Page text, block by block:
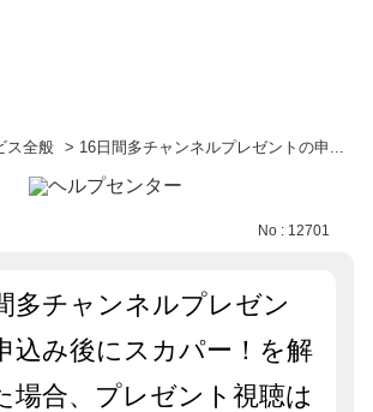
ス全般 > 16日間多チャンネルプレゼントの申...
No : 12701
多チャンネルプレゼン
込み後にスカパー！を解
場合、プレゼント視聴は